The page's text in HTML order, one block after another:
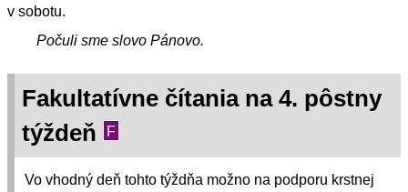
v sobotu.
Počuli sme slovo Pánovo.
Fakultatívne čítania na 4. pôstny
týždeň
F
Vo vhodný deň tohto týždňa možno na podporu krstnej